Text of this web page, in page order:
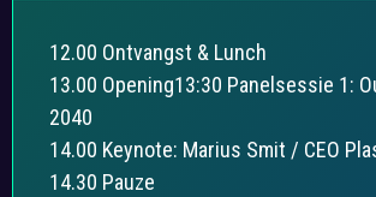
12.00 Ontvangst & Lunch
13.00 Opening13:30 Panelsessie 1:
2040
14.00 Keynote: Marius Smit / CEO
14.30 Pauze